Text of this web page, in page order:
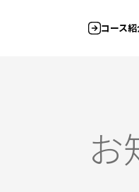
コース
お